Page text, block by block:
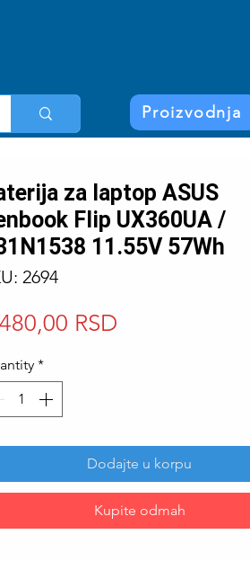
Proizvodnja
za laptop ASUS
Flip UX360UA /
11.55V 57Wh
2694
RSD
*
Dodajte u korpu
Kupite odmah